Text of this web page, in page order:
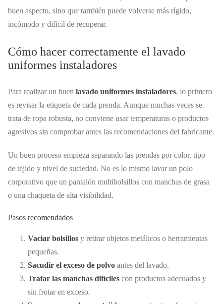
buen aspecto, sino que también puede volverse más rígido,
incómodo y difícil de recuperar.
Cómo hacer correctamente el lavado
uniformes instaladores
Para realizar un buen lavado uniformes instaladores, lo primero
es revisar la etiqueta de cada prenda. Aunque muchas veces se
trata de ropa robusta, no conviene usar temperaturas o productos
agresivos sin comprobar antes las recomendaciones del fabricante.
Un buen proceso empieza separando las prendas por color, tipo
de tejido y nivel de suciedad. No es lo mismo lavar un polo
corporativo que un pantalón multibolsillos con manchas de grasa
o una chaqueta de alta visibilidad.
Pasos recomendados
Vaciar bolsillos y retirar objetos metálicos o herramientas
pequeñas.
Sacudir el exceso de polvo antes del lavado.
Tratar las manchas difíciles con productos adecuados y
sin frotar en exceso.